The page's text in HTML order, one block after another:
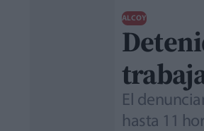
ALCOY
El
hasta 11